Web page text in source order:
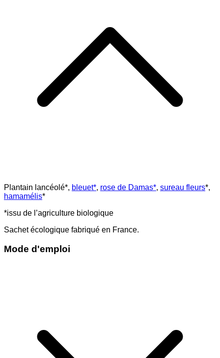
Plantain lancéolé*, bleuet*, rose de Damas*, sureau fleurs*,
hamamélis*
*issu de l’agriculture biologique
Sachet écologique fabriqué en France.
Mode d'emploi